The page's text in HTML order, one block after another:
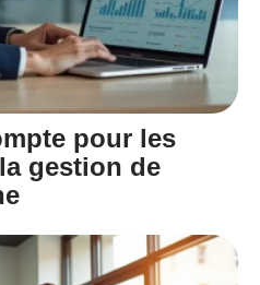
pour les
gestion de